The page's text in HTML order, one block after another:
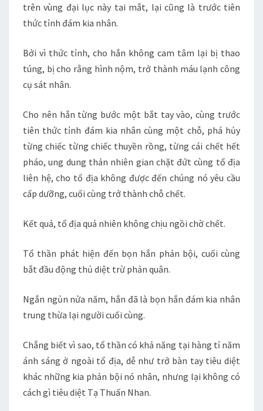
trên vùng đại lục này tai mắt, lại cũng là trước tiên
thức tỉnh đám kia nhân.
Bởi vì thức tỉnh, cho hắn không cam tâm lại bị thao
túng, bị cho rằng hình nộm, trở thành máu lạnh công
cụ sát nhân.
Cho nên hắn từng bước một bắt tay vào, cùng trước
tiên thức tỉnh đám kia nhân cùng một chỗ, phá hủy
từng chiếc từng chiếc thuyền rồng, từng cái chết hết
pháo, ung dung thản nhiên gian chặt đứt cùng tổ địa
liên hệ, cho tổ địa không được đến chúng nó yêu cầu
cấp dưỡng, cuối cùng trở thành chỗ chết.
Kết quả, tổ địa quả nhiên không chịu ngồi chờ chết.
Tổ thần phát hiện đến bọn hắn phản bội, cuối cùng
bắt đầu động thủ diệt trừ phản quân.
Ngắn ngủn nửa năm, hắn đã là bọn hắn đám kia nhân
trung thừa lại người cuối cùng.
Chẳng biết vì sao, tổ thần có khả năng tại hàng tỉ năm
ánh sáng ở ngoài tổ địa, dễ như trở bàn tay tiêu diệt
khác những kia phản bội nó nhân, nhưng lại không có
cách gì tiêu diệt Tạ Thuấn Nhan.